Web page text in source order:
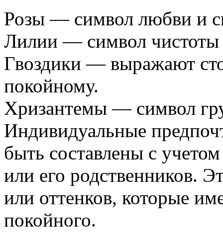
Розы — символ любви и
Лилии — символ чистоты
Гвоздики — выражают
покойному.
Хризантемы — символ
Индивидуальные
быть составлены с
или его родственников.
или оттенков, которые
покойного.